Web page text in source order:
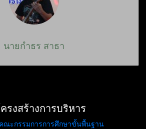
นายกำธร สาธา
รงสร้างการบริหาร
ณะกรรมการการศึกษาขั้นพื้นฐาน